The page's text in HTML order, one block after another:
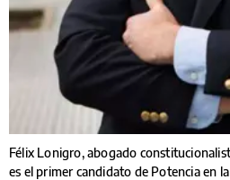
Félix Lonigro, abogado
es el primer candidato de Potencia en